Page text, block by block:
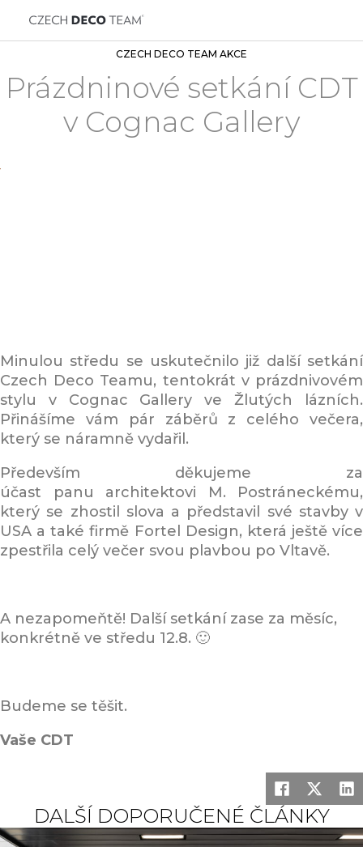
CZECH DECO TEAM AKCE
Prázdninové setkání CDT
v Cognac Gallery
Minulou středu se uskutečnilo již další setkání
Czech Deco Teamu, tentokrát v prázdnivovém
stylu v Cognac Gallery ve Žlutých lázních.
Přinášíme vám pár záběrů z celého večera,
který se náramně vydařil.
Především děkujeme za
účast panu architektovi M. Postráneckému,
který se zhostil slova a představil své stavby v
USA a také firmě Fortel Design, která ještě více
zpestřila celý večer svou plavbou po Vltavě.
A nezapomeňtě! Další setkání zase za měsíc,
konkrétně ve středu 12.8. 🙂
Budeme se těšit.
Vaše CDT
DALŠÍ DOPORUČENÉ ČLÁNKY